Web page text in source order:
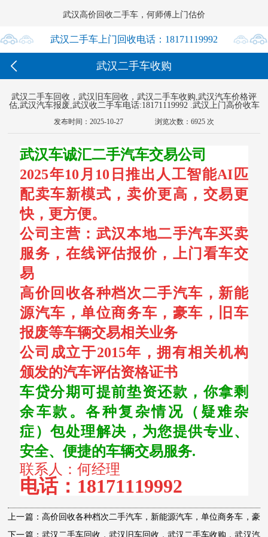
武汉高价回收二手车，何师傅上门估价
 武汉二手车上门回收电话：18171119992
18171119992

 武汉二手车收购
武汉二手车回收，武汉旧车回收，武汉二手车收购,武汉汽车价格评
估,武汉汽车报废,武汉收二手车电话:18171119992 .武汉上门高价收车
发布时间：2025-10-27 浏览次数：6925 次
武汉车诚汇二手汽车交易公司
2025年10月10日推出人工智能AI匹
配卖车新模式，卖价更高，交易更
快，更方便。
公司主营：武汉本地二手汽车买卖
服务，在线评估报价，上门看车交
易
高价回收各种档次二手汽车，新能
源汽车，单位商务车，豪车，旧车
报废等车辆交易相关业务
公司成立于2015年，拥有相关机构
颁发的汽车评估资格证书
车贷分期可提前垫资还款，你拿剩
余车款。各种复杂情况（疑难杂
症）包处理解决，为您提供专业、
安全、便捷的车辆交易服务.
联系人：何经理
电话： 18171119992
上一篇：高价回收各种档次二手汽车，新能源汽车，单位商务车，豪
车，旧车报废等车辆交易相关业务
下一篇：武汉二手车回收，武汉旧车回收，武汉二手车收购，武汉汽